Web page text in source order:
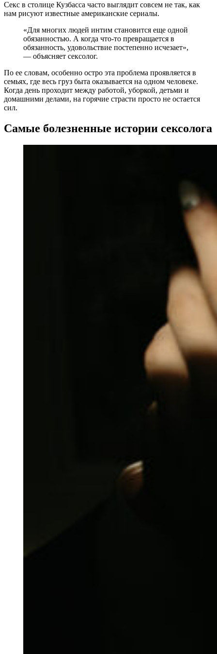
Секс в столице Кузбасса часто выглядит совсем не так, как
нам рисуют известные американские сериалы.
«Для многих людей интим становится еще одной
обязанностью. А когда что-то превращается в
обязанность, удовольствие постепенно исчезает»,
— объясняет сексолог.
По ее словам, особенно остро эта проблема проявляется в
семьях, где весь груз быта оказывается на одном человеке.
Когда день проходит между работой, уборкой, детьми и
домашними делами, на горячие страсти просто не остается
сил.
Самые болезненные истории сексолога